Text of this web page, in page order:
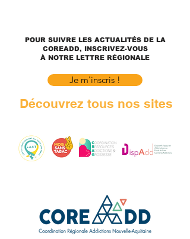
POUR SUIVRE LES ACTUALITÉS DE LA
COREADD, INSCRIVEZ-VOUS
À NOTRE LETTRE RÉGIONALE
Je m'inscris !
Découvrez tous nos sites